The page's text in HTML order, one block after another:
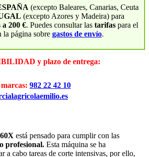
(excepto Baleares, Canarias, Ceuta
(excepto Azores y Madeira) para
a 200 €. Puedes consultar las tarifas para el
la página sobre gastos de envío.
y plazo de entrega:
982 22 42 10
está pensado para cumplir con las
profesional. Esta máquina se ha
a cabo tareas de corte intensivas, por ello,